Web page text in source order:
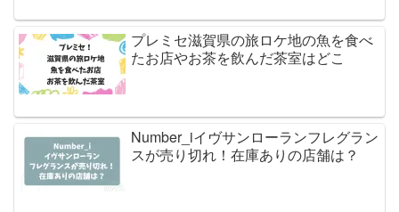
プレミセ滋賀県の旅ロケ地の魚を食べ
たお店やお茶を飲んだ茶室はどこ
Number_iイヴサンローランフレグラン
スが売り切れ！在庫ありの店舗は？